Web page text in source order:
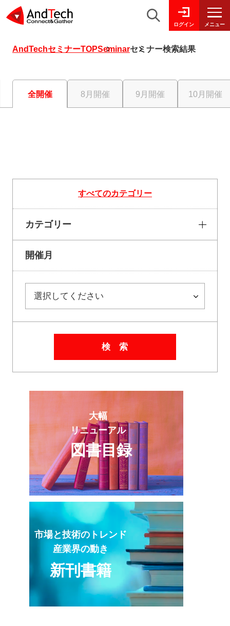
ログイン メニュー
AndTechセミナーTOPSeminarセミナー検索結果
全開催 8月開催 9月開催 10月開催
すべてのカテゴリー
カテゴリー
開催月
検 索
大幅
リニューアル
図書目録
市場と技術のトレンド
産業界の動き
新刊書籍